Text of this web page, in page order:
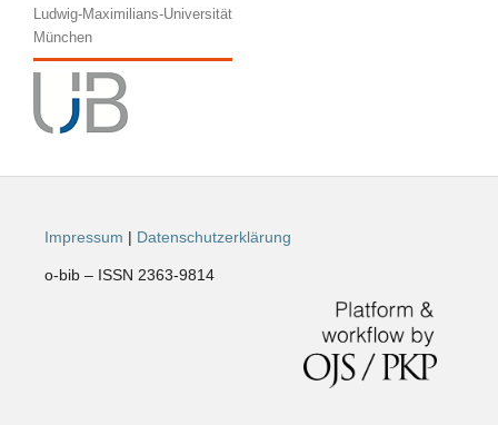
Ludwig-Maximilians-Universität
München
Impressum | Datenschutzerklärung
o-bib – ISSN 2363-9814